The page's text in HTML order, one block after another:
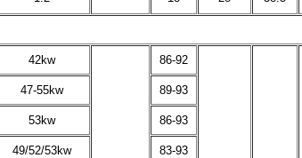
42kw 86-92
47-55kw 89-93
53kw 86-93
49/52/53kw 83-93